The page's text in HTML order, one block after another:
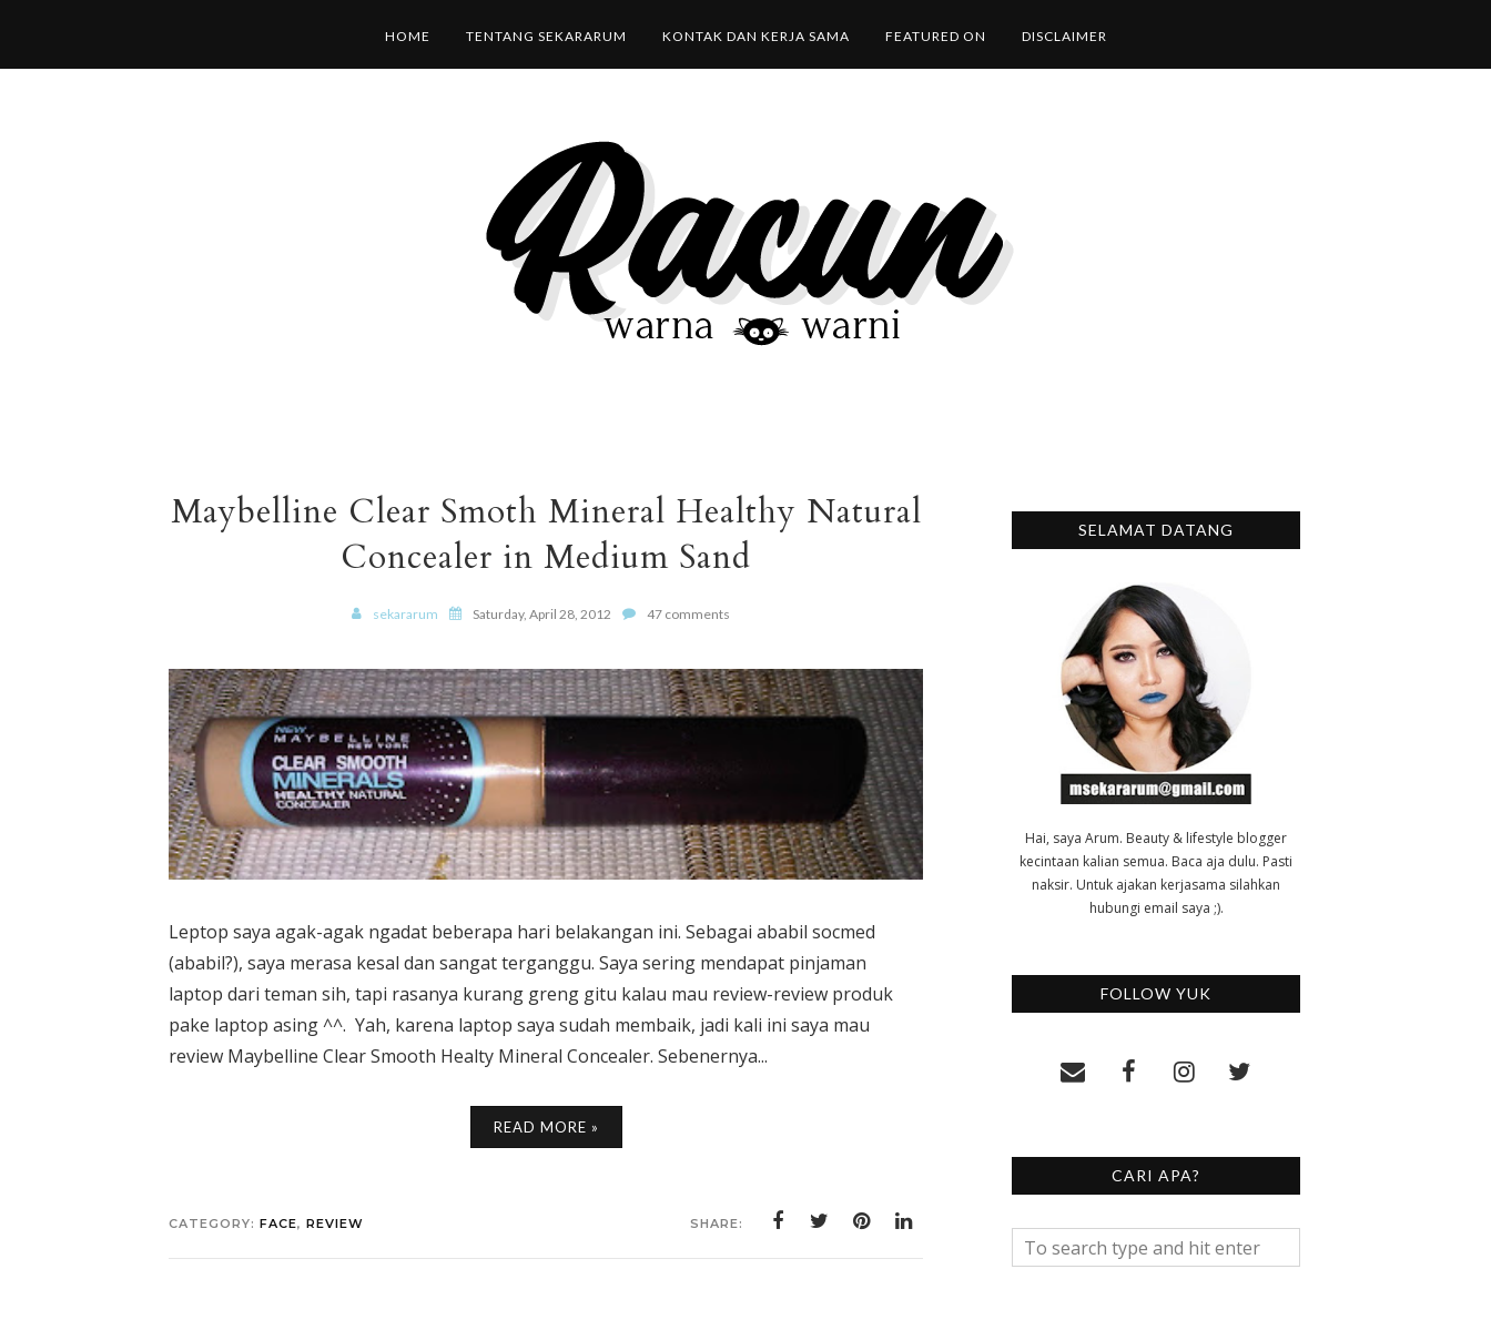
HOME TENTANG SEKARARUM KONTAK DAN KERJA SAMA FEATURED ON DISCLAIMER
Maybelline Clear Smoth Mineral Healthy Natural
Concealer in Medium Sand
sekararum Saturday, April 28, 2012 47 comments
Leptop saya agak-agak ngadat beberapa hari belakangan ini. Sebagai ababil socmed
(ababil?), saya merasa kesal dan sangat terganggu. Saya sering mendapat pinjaman
laptop dari teman sih, tapi rasanya kurang greng gitu kalau mau review-review produk
pake laptop asing ^^. Yah, karena laptop saya sudah membaik, jadi kali ini saya mau
review Maybelline Clear Smooth Healty Mineral Concealer. Sebenernya...
READ MORE »
CATEGORY: FACE, REVIEW SHARE:
SELAMAT DATANG
Hai, saya Arum. Beauty & lifestyle blogger
kecintaan kalian semua. Baca aja dulu. Pasti
naksir. Untuk ajakan kerjasama silahkan
hubungi email saya ;).
FOLLOW YUK
CARI APA?